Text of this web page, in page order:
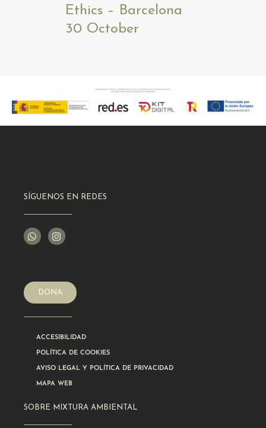
Ethics – Barcelona
30 October
SÍGUENOS EN REDES
DONA
ACCESIBILIDAD
POLÍTICA DE COOKIES
AVISO LEGAL Y POLÍTICA DE PRIVACIDAD
MAPA WEB
SOBRE MIXTURA AMBIENTAL